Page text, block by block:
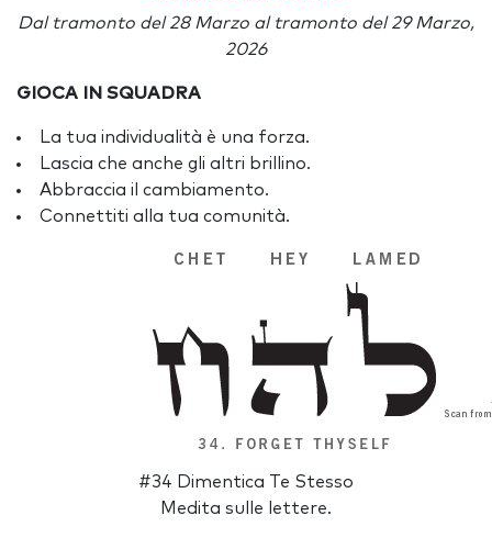
Dal tramonto del 28 Marzo al tramonto del 29 Marzo,
2026
GIOCA IN SQUADRA
La tua individualità è una forza.
Lascia che anche gli altri brillino.
Abbraccia il cambiamento.
Connettiti alla tua comunità.
#34 Dimentica Te Stesso
Medita sulle lettere.